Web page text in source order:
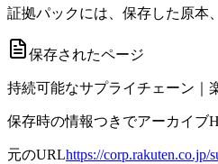
証拠パックには、保存した原本
保存されたページ
持続可能なサプライチェーン｜
保存時の情報つきでアーカイブ
元のURLhttps://corp.rakuten.co.jp/